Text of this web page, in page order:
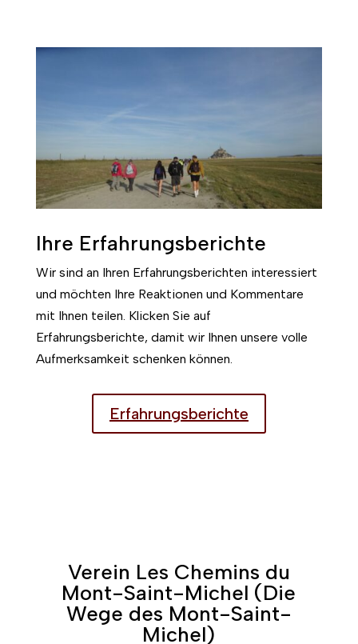
Ihre Erfahrungsberichte
Wir sind an Ihren Erfahrungsberichten interessiert
und möchten Ihre Reaktionen und Kommentare
mit Ihnen teilen. Klicken Sie auf
Erfahrungsberichte, damit wir Ihnen unsere volle
Aufmerksamkeit schenken können.
Erfahrungsberichte
Verein Les Chemins du
Mont-Saint-Michel (Die
Wege des Mont-Saint-
Michel)